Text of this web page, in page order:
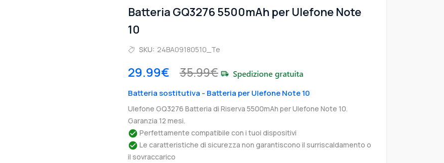
Batteria GQ3276 5500mAh per Ulefone Note
10
SKU: 24BA09180510_Te
29.99€ 35.99€
Batteria sostitutiva - Batteria per Ulefone Note 10
Ulefone GQ3276 Batteria di Riserva 5500mAh per Ulefone Note 10.
Garanzia 12 mesi.
Perfettamente compatibile con i tuoi dispositivi
Le caratteristiche di sicurezza non garantiscono il surriscaldamento o
il sovraccarico